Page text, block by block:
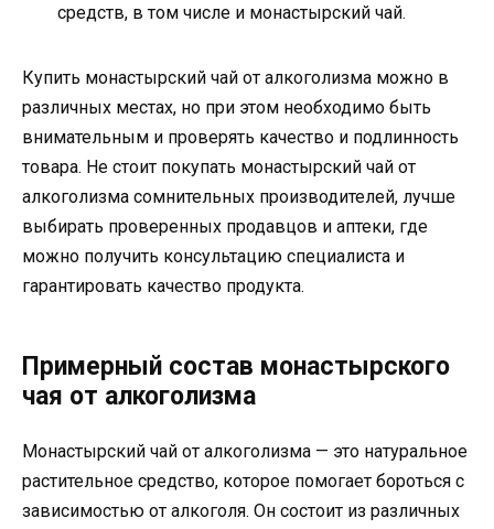
средств, в том числе и монастырский чай.
Купить монастырский чай от алкоголизма можно в
различных местах, но при этом необходимо быть
внимательным и проверять качество и подлинность
товара. Не стоит покупать монастырский чай от
алкоголизма сомнительных производителей, лучше
выбирать проверенных продавцов и аптеки, где
можно получить консультацию специалиста и
гарантировать качество продукта.
Примерный состав монастырского
чая от алкоголизма
Монастырский чай от алкоголизма — это натуральное
растительное средство, которое помогает бороться с
зависимостью от алкоголя. Он состоит из различных